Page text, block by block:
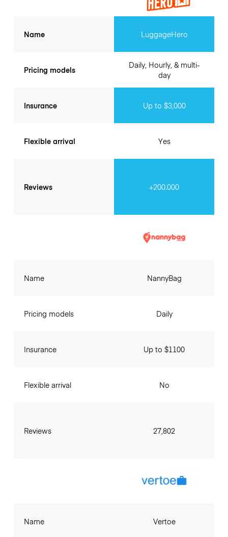
Name
Pricing models
Insurance
Flexible arrival
Reviews
LuggageHero
Daily, Hourly, & multi-
day
Up to $3,000
Yes
+200.000
Name
Pricing models
Insurance
Flexible arrival
Reviews
NannyBag
Daily
Up to $1100
No
27,802
Name Vertoe